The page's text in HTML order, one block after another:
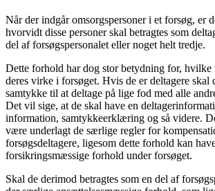
Når der indgår omsorgspersoner i et forsøg, er
hvorvidt disse personer skal betragtes som
del af forsøgspersonalet eller noget helt tredje.
Dette forhold har dog stor betydning for,
deres virke i forsøget. Hvis de er deltagere skal
samtykke til at deltage på lige fod med alle
Det vil sige, at de skal have en
information, samtykkeerklæring og så videre.
være underlagt de særlige regler for
forsøgsdeltagere, ligesom dette forhold kan
forsikringsmæssige forhold under forsøget.
Skal de derimod betragtes som en del af